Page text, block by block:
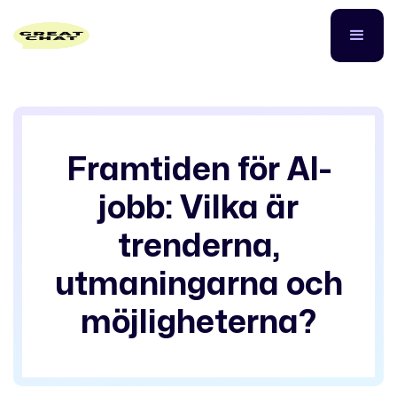
Framtiden för AI-
jobb: Vilka är
trenderna,
utmaningarna och
möjligheterna?